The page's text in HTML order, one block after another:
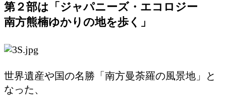
第２部は「ジャパニーズ・エコロジー
南方熊楠ゆかりの地を歩く」
世界遺産や国の名勝「南方曼荼羅の風景地」と
なった、